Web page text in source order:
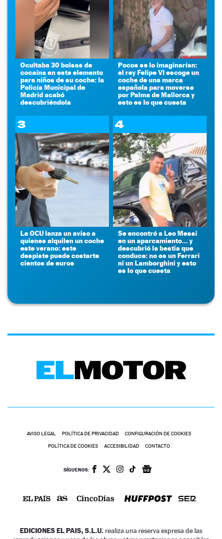
Ocultaba 30 bolsas de
cocaína en este elemento
para niños de su coche: la
Policía Municipal de
Madrid acabó
descubriéndola
Pocos se lo imaginarían:
el rey Felipe VI escoge un
coche de una marca
española para moverse
por Palma de Mallorca y
esto es lo que cuesta
3
La OCU lanza un aviso a
quienes alquilen un coche
este verano: este
despiste puede costarte
cientos de euros
4
Se encontró a Leo Messi
en un aparcamiento... y
descubrió la bestia que
conduce: no es un Ferrari
ni un Lamborghini y esto
es lo que cuesta
AVISO LEGAL POLÍTICA DE PRIVACIDAD CONFIGURACIÓN DE COOKIES
POLÍTICA DE COOKIES ACCESIBILIDAD CONTACTO
SÍGUENOS:
EDICIONES EL PAIS, S.L.U. realiza una reserva expresa de las